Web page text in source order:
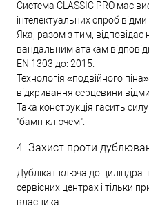
Система CLASSIC PRO має
інтелектуальних спроб
Яка, разом з тим,
вандальним атакам
EN 1303 до: 2015.
Технологія «подвійного
відкривання серцевини
Така конструкція гасить
"бамп-ключем".
4. Захист проти
Дублікат ключа до циліндра
сервісних центрах і тільки
власника.